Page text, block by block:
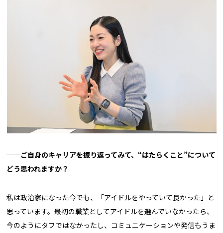
──ご自身のキャリアを振り返ってみて、“はたらくこと”について
どう思われますか？
私は政治家になった今でも、「アイドルをやっていて良かった」と
思っています。最初の職業としてアイドルを選んでいなかったら、
今のようにタフではなかったし、コミュニケーションや発信もうま